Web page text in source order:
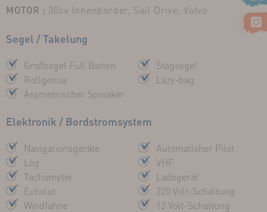
MOTOR :
30cv Innenborder, Sail Drive, Volvo
Segel / Takelung
Großsegel Full Batten
Rollgenua
Asymetrischer Spinaker
Stagsegel
Lazy-bag
Elektronik / Bordstromsystem
Navigationsgeräte
Log
Tachometer
Echolot
Windfahne
Automatisher Pilot
VHF
Ladegerät
220 Volt-Schaltung
12 Volt-Schaltung